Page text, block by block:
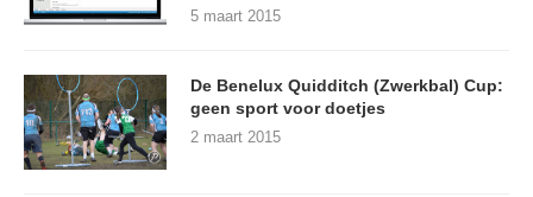
5 maart 2015
De Benelux Quidditch (Zwerkbal) Cup:
geen sport voor doetjes
2 maart 2015